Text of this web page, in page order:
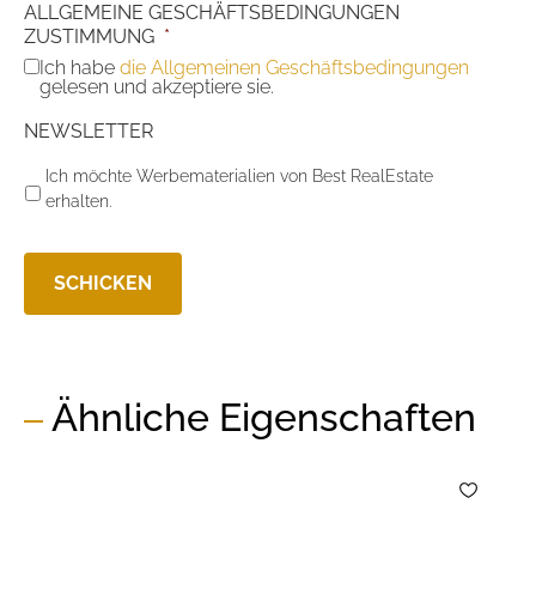
ALLGEMEINE GESCHÄFTSBEDINGUNGEN
ZUSTIMMUNG *
Ich habe die Allgemeinen Geschäftsbedingungen
gelesen und akzeptiere sie.
NEWSLETTER
Ich möchte Werbematerialien von Best RealEstate
erhalten.
Ähnliche Eigenschaften